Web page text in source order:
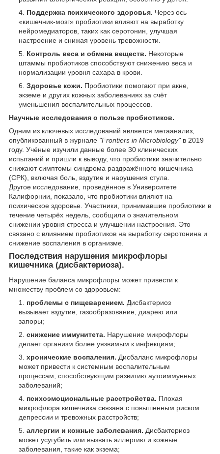
Поддержка психического здоровья. Через ось
«кишечник-мозг» пробиотики влияют на выработку
нейромедиаторов, таких как серотонин, улучшая
настроение и снижая уровень тревожности.
Контроль веса и обмена веществ. Некоторые
штаммы пробиотиков способствуют снижению веса и
нормализации уровня сахара в крови.
Здоровье кожи. Пробиотики помогают при акне,
экземе и других кожных заболеваниях за счёт
уменьшения воспалительных процессов.
Научные исследования о пользе пробиотиков.
Одним из ключевых исследований является метаанализ,
опубликованный в журнале "Frontiers in Microbiology"в 2019
году. Учёные изучили данные более 30 клинических
испытаний и пришли к выводу, что пробиотики значительно
снижают симптомы синдрома раздражённого кишечника
(СРК), включая боль, вздутие и нарушения стула.
Другое исследование, проведённое в Университете
Калифорнии, показало, что пробиотики влияют на
психическое здоровье. Участники, принимавшие пробиотики в
течение четырёх недель, сообщили о значительном
снижении уровня стресса и улучшении настроения. Это
связано с влиянием пробиотиков на выработку серотонина и
снижение воспаления в организме.
Последствия нарушения микрофлоры
кишечника (дисбактериоза).
Нарушение баланса микрофлоры может привести к
множеству проблем со здоровьем:
проблемы с пищеварением. Дисбактериоз
вызывает вздутие, газообразование, диарею или
запоры;
снижение иммунитета. Нарушение микрофлоры
делает организм более уязвимым к инфекциям;
хронические воспаления. Дисбаланс микрофлоры
может привести к системным воспалительным
процессам, способствующим развитию аутоиммунных
заболеваний;
психоэмоциональные расстройства. Плохая
микрофлора кишечника связана с повышенным риском
депрессии и тревожных расстройств;
аллергии и кожные заболевания. Дисбактериоз
может усугубить или вызвать аллергию и кожные
заболевания, такие как экзема;